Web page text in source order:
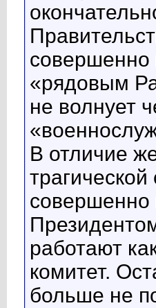
совершенно
«рядовым
не волнует
В отличие
совершенно
работают
комитет.
больше не